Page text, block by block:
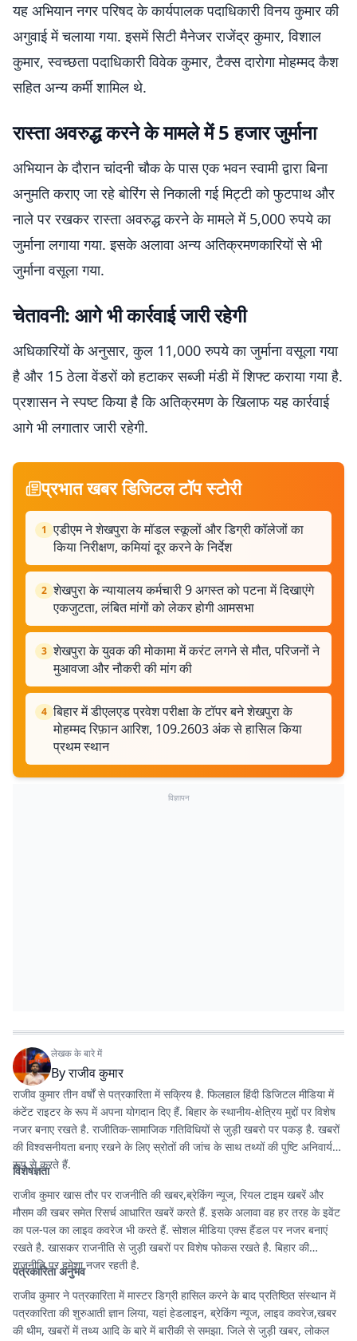
यह अभियान नगर परिषद के कार्यपालक पदाधिकारी विनय कुमार की
अगुवाई में चलाया गया. इसमें सिटी मैनेजर राजेंद्र कुमार, विशाल
कुमार, स्वच्छता पदाधिकारी विवेक कुमार, टैक्स दारोगा मोहम्मद कैश
सहित अन्य कर्मी शामिल थे.
रास्ता अवरुद्ध करने के मामले में 5 हजार जुर्माना
अभियान के दौरान चांदनी चौक के पास एक भवन स्वामी द्वारा बिना
अनुमति कराए जा रहे बोरिंग से निकाली गई मिट्टी को फुटपाथ और
नाले पर रखकर रास्ता अवरुद्ध करने के मामले में 5,000 रुपये का
जुर्माना लगाया गया. इसके अलावा अन्य अतिक्रमणकारियों से भी
जुर्माना वसूला गया.
चेतावनी: आगे भी कार्रवाई जारी रहेगी
अधिकारियों के अनुसार, कुल 11,000 रुपये का जुर्माना वसूला गया
है और 15 ठेला वेंडरों को हटाकर सब्जी मंडी में शिफ्ट कराया गया है.
प्रशासन ने स्पष्ट किया है कि अतिक्रमण के खिलाफ यह कार्रवाई
आगे भी लगातार जारी रहेगी.
प्रभात खबर डिजिटल टॉप स्टोरी
1 एडीएम ने शेखपुरा के मॉडल स्कूलों और डिग्री कॉलेजों का
किया निरीक्षण, कमियां दूर करने के निर्देश
2 शेखपुरा के न्यायालय कर्मचारी 9 अगस्त को पटना में दिखाएंगे
एकजुटता, लंबित मांगों को लेकर होगी आमसभा
3 शेखपुरा के युवक की मोकामा में करंट लगने से मौत, परिजनों ने
मुआवजा और नौकरी की मांग की
4 बिहार में डीएलएड प्रवेश परीक्षा के टॉपर बने शेखपुरा के
मोहम्मद रिफ़ान आरिश, 109.2603 अंक से हासिल किया
प्रथम स्थान
विज्ञापन
लेखक के बारे में
Byराजीव कुमार
राजीव कुमार तीन वर्षों से पत्रकारिता में सक्रिय है. फिलहाल हिंदी डिजिटल मीडिया में
कंटेंट राइटर के रूप में अपना योगदान दिए हैं. बिहार के स्थानीय-क्षेत्रिय मुद्दों पर विशेष
नजर बनाए रखते है. राजीतिक-सामाजिक गतिविधियों से जुड़ी खबरो पर पकड़ है. खबरों
की विश्वसनीयता बनाए रखने के लिए स्रोतों की जांच के साथ तथ्यों की पुष्टि अनिवार्य
रूप से करते हैं.
विशेषज्ञता
राजीव कुमार खास तौर पर राजनीति की खबर,ब्रेकिंग न्यूज, रियल टाइम खबरें और
मौसम की खबर समेत रिसर्च आधारित खबरें करते हैं. इसके अलावा वह हर तरह के इवेंट
का पल-पल का लाइव कवरेज भी करते हैं. सोशल मीडिया एक्स हैंडल पर नजर बनाएं
रखते है. खासकर राजनीति से जुड़ी खबरों पर विशेष फोकस रखते है. बिहार की
राजनीति पर हमेशा नजर रहती है.
पत्रकारिता अनुभव
राजीव कुमार ने पत्रकारिता में मास्टर डिग्री हासिल करने के बाद प्रतिष्ठित संस्थान में
पत्रकारिता की शुरुआती ज्ञान लिया, यहां हेडलाइन, ब्रेकिंग न्यूज, लाइव कवरेज,खबर
की थीम, खबरों में तथ्य आदि के बारे में बारीकी से समझा. जिले से जुड़ी खबर, लोकल